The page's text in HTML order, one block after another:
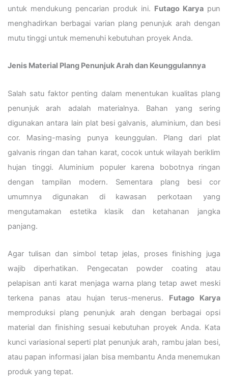
untuk mendukung pencarian produk ini. Futago Karya pun
menghadirkan berbagai varian plang penunjuk arah dengan
mutu tinggi untuk memenuhi kebutuhan proyek Anda.
Jenis Material Plang Penunjuk Arah dan Keunggulannya
Salah satu faktor penting dalam menentukan kualitas plang
penunjuk arah adalah materialnya. Bahan yang sering
digunakan antara lain plat besi galvanis, aluminium, dan besi
cor. Masing-masing punya keunggulan. Plang dari plat
galvanis ringan dan tahan karat, cocok untuk wilayah beriklim
hujan tinggi. Aluminium populer karena bobotnya ringan
dengan tampilan modern. Sementara plang besi cor
umumnya digunakan di kawasan perkotaan yang
mengutamakan estetika klasik dan ketahanan jangka
panjang.
Agar tulisan dan simbol tetap jelas, proses finishing juga
wajib diperhatikan. Pengecatan powder coating atau
pelapisan anti karat menjaga warna plang tetap awet meski
terkena panas atau hujan terus-menerus. Futago Karya
memproduksi plang penunjuk arah dengan berbagai opsi
material dan finishing sesuai kebutuhan proyek Anda. Kata
kunci variasional seperti plat penunjuk arah, rambu jalan besi,
atau papan informasi jalan bisa membantu Anda menemukan
produk yang tepat.